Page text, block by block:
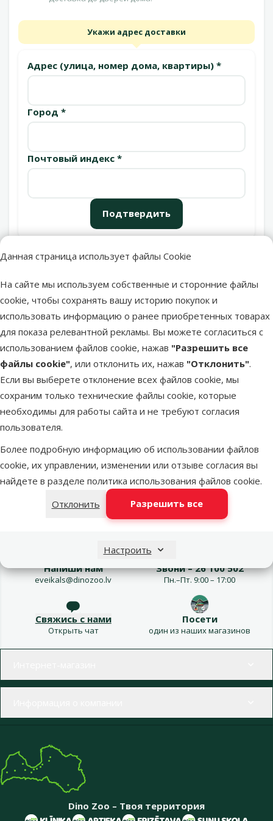
Данная страница использует файлы Cookie
На сайте мы используем собственные и сторонние файлы
cookie, чтобы сохранять вашу историю покупок и
использовать информацию о ранее приобретенных товарах
для показа релевантной рекламы. Вы можете согласиться с
использованием файлов cookie, нажав "Разрешить все
файлы cookie", или отклонить их, нажав "Отклонить".
Если вы выберете отклонение всех файлов cookie, мы
сохраним только технические файлы cookie, которые
необходимы для работы сайта и не требуют согласия
пользователя.
Более подробную информацию об использовании файлов
cookie, их управлении, изменении или отзыве согласия вы
найдете в разделе политика использования файлов cookie.
Отклонить
Разрешить все
Настроить
Укажи адрес доставки
Адрес (улица, номер дома, квартиры) *
Город *
Почтовый индекс *
Подтвердить
LATVIJAS PASTS почтовое
отделение
послезавтра
DPD Pickup tīkls послезавтра
OMNIVA пакоматы послезавтра
Latvijas Pasts пакомат послезавтра
Добавить в корзину
Напиши нам
eveikals@dinozoo.lv
Звони – 26 100 502
Пн.–Пт. 9:00 – 17:00
Свяжись с нами
Открыть чат
Посети
один из наших магазинов
Dino Zoo – Твоя территория